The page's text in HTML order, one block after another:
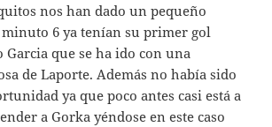
nos han dado un pequeño
minuto 6 ya tenían su primer gol
Garcia que se ha ido con una
de Laporte. Además no había sido
ya que poco antes casi está a
a Gorka yéndose en este caso